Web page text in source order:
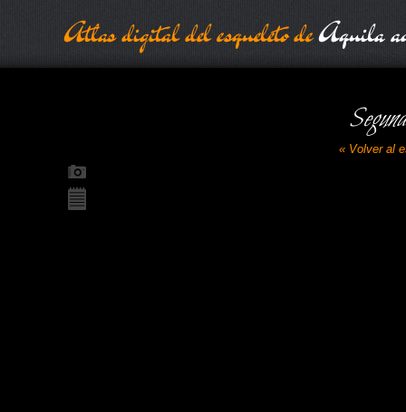
Atlas digital del esqueleto deAquila
« Volver al